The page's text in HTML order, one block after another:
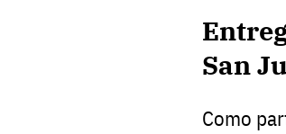
San
Como